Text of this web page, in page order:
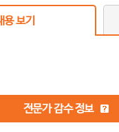
용 보기
전문가 감수 정보